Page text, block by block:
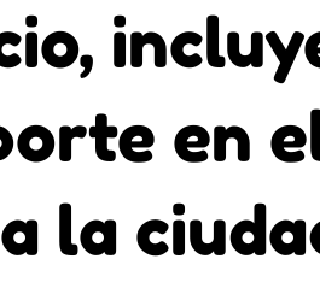
en
la